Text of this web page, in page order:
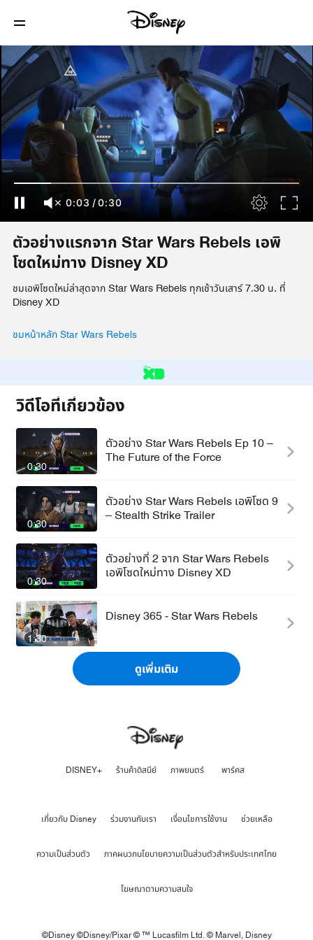
0:03 /0:30
ตัวอย่างแรกจาก Star Wars Rebels เอพิ
โซดใหม่ทาง Disney XD
ชมเอพิโซดใหม่ล่าสุดจาก Star Wars Rebels ทุกเช้าวันเสาร์ 7.30 น. ที่
Disney XD
ชมหน้าหลัก Star Wars Rebels
วิดีโอที่เกี่ยวข้อง
0:30
ตัวอย่าง Star Wars Rebels Ep 10 –
The Future of the Force
0:30
ตัวอย่าง Star Wars Rebels เอพิโซด 9
– Stealth Strike Trailer
0:30
ตัวอย่างที่ 2 จาก Star Wars Rebels
เอพิโซดใหม่ทาง Disney XD
1:30
Disney 365 - Star Wars Rebels
ดูเพิ่มเติม
DISNEY+ ร้านค้าดิสนีย์ ภาพยนตร์ พาร์คส
เกี่ยวกับ Disney ร่วมงานกับเรา เงื่อนไขการใช้งาน ช่วยเหลือ
ความเป็นส่วนตัว ภาคผนวกนโยบายความเป็นส่วนตัวสำหรับประเทศไทย
โฆษณาตามความสนใจ
©Disney ©Disney/Pixar © ™ Lucasfilm Ltd. © Marvel, Disney